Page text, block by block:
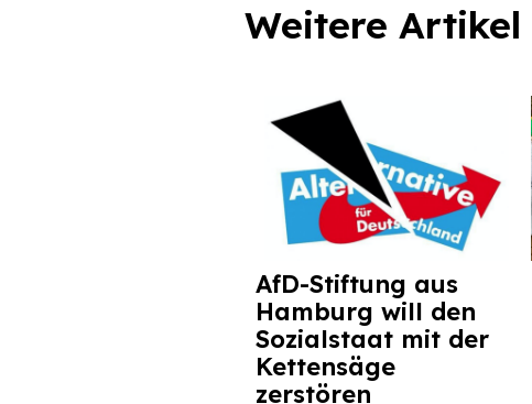
Weitere Artikel
AfD-Stiftung aus
Hamburg will den
Sozialstaat mit der
Kettensäge
zerstören